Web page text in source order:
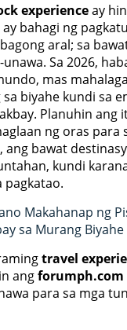
experienceay
bahagi ng
aral; sa
Sa 2026,
mas
biyahe kundi sa
Planuhin ang
ng oras para
ang bawat
kundi
pagkatao.
Makahanap ng
sa Murang
travel
angforumph.com
para sa mga